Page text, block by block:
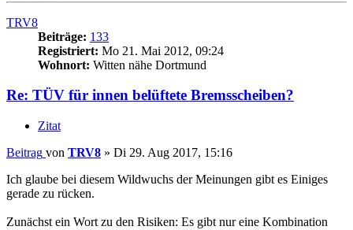
TRV8
Beiträge: 133
Registriert: Mo 21. Mai 2012, 09:24
Wohnort: Witten nähe Dortmund
Re: TÜV für innen belüftete Bremsscheiben?
Zitat
Beitrag von TRV8 » Di 29. Aug 2017, 15:16
Ich glaube bei diesem Wildwuchs der Meinungen gibt es Einiges
gerade zu rücken.
Zunächst ein Wort zu den Risiken: Es gibt nur eine Kombination